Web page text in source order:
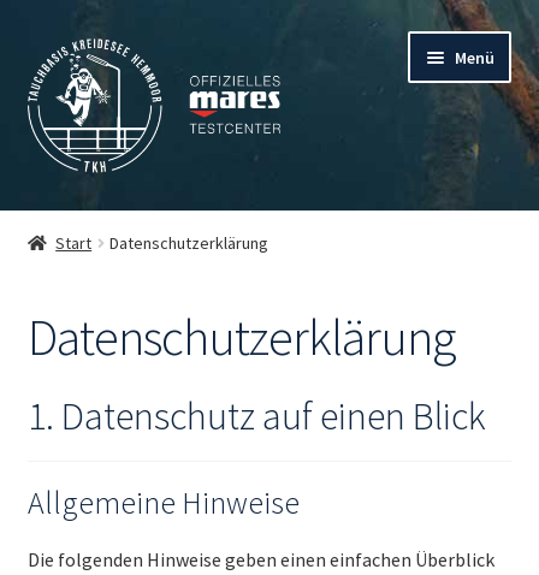
Navigation
springen
Zum
Inhalt
springen
Menü
Startseite
Camping
Verleih
Start Datenschutzerklärung
Datenschutzerklärung
1. Datenschutz auf einen Blick
Allgemeine Hinweise
Die folgenden Hinweise geben einen einfachen Überblick